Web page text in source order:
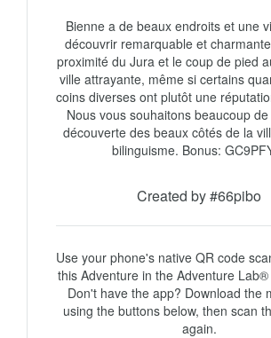
Bienne a de beaux endroits et une
découvrir remarquable et
proximité du Jura et le coup de pied
ville attrayante, même si certains
coins diverses ont plutôt une
Nous vous souhaitons beaucoup
découverte des beaux côtés de la
Created by #66pibo
Use your phone's native QR code
this Adventure in the Adventure
Don't have the app? Download the
using the buttons below, then scan
again.